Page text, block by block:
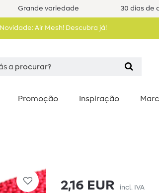
Grande variedade 30 dias de
Novidade: Air Mesh! Descubra já!
Promoção Inspiração
2,16 EUR incl. IVA